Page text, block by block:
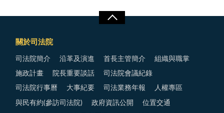
關於司法院
司法院簡介 沿革及演進 首長主管簡介 組織與職掌
施政計畫 院長重要談話 司法院會議紀錄
司法院行事曆 大事紀要 司法業務年報 人權專區
與民有約(參訪司法院) 政府資訊公開 位置交通